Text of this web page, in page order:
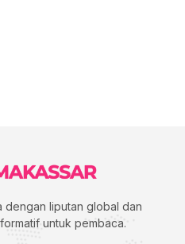
dengan liputan global dan
untuk pembaca.